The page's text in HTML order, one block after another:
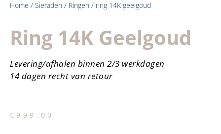
Home / Sieraden / Ringen / ring 14K geelgoud
Ring 14K Geelgoud
Levering/afhalen binnen 2/3 werkdagen
14 dagen recht van retour
€ 999.00